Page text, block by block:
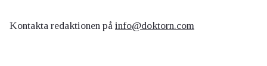
Kontakta redaktionen på info@doktorn.com